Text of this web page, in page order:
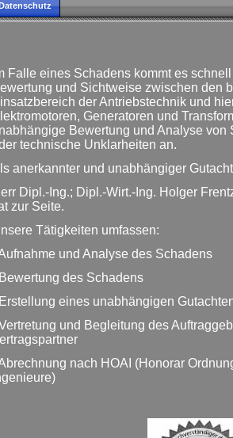
Falle eines Schadens kommt es
und Sichtweise zwischen den
der Antriebstechnik und
Generatoren und
Bewertung und Analyse
technische Unklarheiten an.
anerkannter und unabhängiger
Dipl.-Ing.; Dipl.-Wirt.-Ing. Holger
zur Seite.
Tätigkeiten umfassen:
und Analyse des Schadens
des Schadens
eines unabhängigen
und Begleitung des
nach HOAI (Honorar